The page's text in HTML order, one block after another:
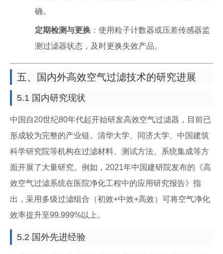
确。
定期检测与更换 ：使用粒子计数器或压差传感器监
测过滤器状态，及时更换失效产品。
五、国内外高效空气过滤技术的研究进展
5.1 国内研究现状
中国自20世纪80年代起开始研发高效空气过滤器，目前已
形成较为完整的产业链。清华大学、同济大学、中国建筑
科学研究院等机构在过滤材料、测试方法、系统集成等方
面开展了大量研究。例如，2021年中国建研院发布的《高
效空气过滤系统在医院净化工程中的应用研究报告》指
出，采用多级过滤组合（初效+中效+高效）可将空气净化
效率提升至99.999%以上。
5.2 国外先进经验